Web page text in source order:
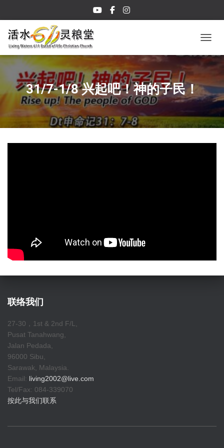
31/7-1/8 兴起吧！神的子民！
联络我们
27-30，1st & 2nd F/L,
Pusat Tanahwang,
Jalan Pedada,
96000 Sibu,
Sarawak, Malaysia.
Email: living2002@live.com
Tel/Fax: 084-339070
按此与我们联系